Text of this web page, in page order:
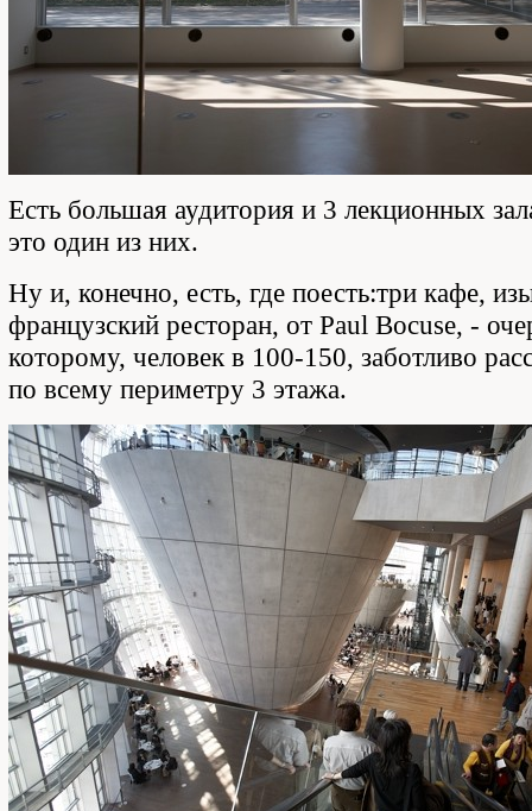
Есть большая аудитория и 3 лекционных
это один из них.
Ну и, конечно, есть, где поесть:три кафе,
французский ресторан, от Paul Bocuse, -
которому, человек в 100-150, заботливо
по всему периметру 3 этажа.